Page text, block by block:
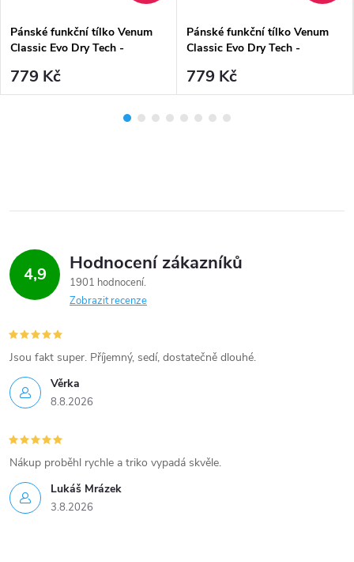
Pánské funkční tílko Venum
Classic Evo Dry Tech -
779 Kč
Pánské funkční tílko Venum
Classic Evo Dry Tech -
779 Kč
4,9 Hodnocení zákazníků
1901 hodnocení
Zobrazit recenze
Věrka
8.8.2026
Jsou fakt super. Příjemný, sedí, dostatečně dlouhé.
Lukáš Mrázek
3.8.2026
Nákup proběhl rychle a triko vypadá skvěle.